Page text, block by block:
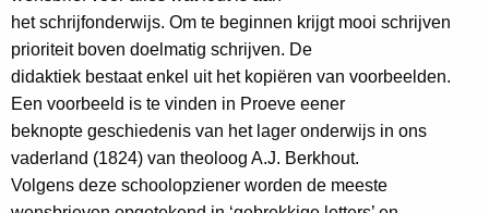
het schrijfonderwijs. Om te beginnen krijgt mooi schrijven
prioriteit boven doelmatig schrijven. De
didaktiek bestaat enkel uit het kopiëren van voorbeelden.
Een voorbeeld is te vinden in Proeve eener
beknopte geschiedenis van het lager onderwijs in ons
vaderland (1824) van theoloog A.J. Berkhout.
Volgens deze schoolopziener worden de meeste